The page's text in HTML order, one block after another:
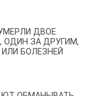
ДВОЕ
ОДИН ЗА ДРУГИМ,
БОЛЕЗНЕЙ